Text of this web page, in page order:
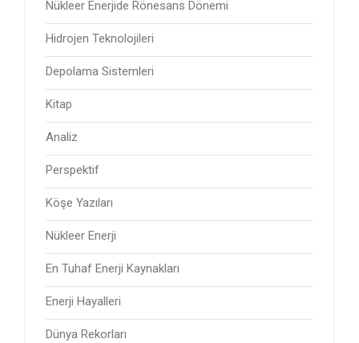
Nükleer Enerjide Rönesans Dönemi
Hidrojen Teknolojileri
Depolama Sistemleri
Kitap
Analiz
Perspektif
Köşe Yazıları
Nükleer Enerji
En Tuhaf Enerji Kaynakları
Enerji Hayalleri
Dünya Rekorları